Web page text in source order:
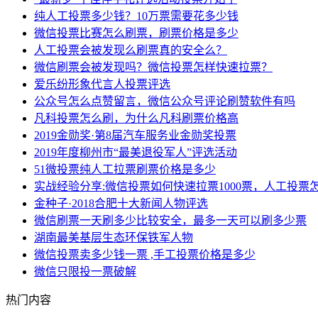
纯人工投票多少钱？10万票需要花多少钱
微信投票比赛怎么刷票，刷票价格是多少
人工投票会被发现么刷票真的安全么？
微信刷票会被发现吗？微信投票怎样快速拉票？
爱乐纷形象代言人投票评选
公众号怎么点赞留言，微信公众号评论刷赞软件有吗
凡科投票怎么刷，为什么凡科刷票价格高
2019金勋奖·第8届汽车服务业金勋奖投票
2019年度柳州市“最美退役军人”评选活动
51微投票纯人工拉票刷票价格是多少
实战经验分享:微信投票如何快速拉票1000票，人工投票
金种子·2018合肥十大新闻人物评选
微信刷票一天刷多少比较安全，最多一天可以刷多少票
湖南最美基层生态环保铁军人物
微信投票卖多少钱一票 ,手工投票价格是多少
微信只限投一票破解
热门内容